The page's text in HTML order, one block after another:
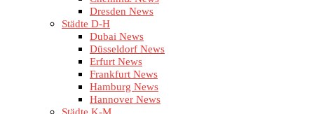
Dresden News
Städte D-H
Dubai News
Düsseldorf News
Erfurt News
Frankfurt News
Hamburg News
Hannover News